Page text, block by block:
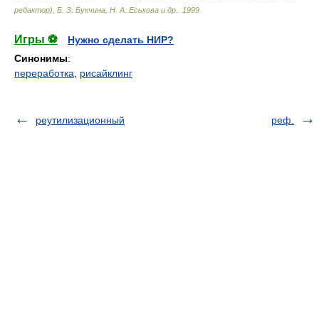
редактор), Б. З. Букчина, Н. А. Еськова и др.
1999
Игры ⚽
Нужно сделать НИР?
Синонимы:
переработка
рисайклинг
реутилизационный реф.